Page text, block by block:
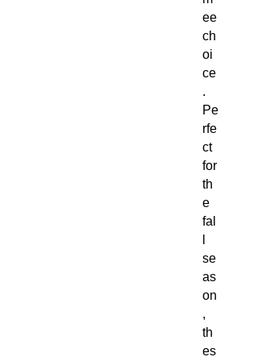
ee
ch
oi
ce
.
Pe
rfe
ct
for
th
e
fal
se
as
on
,
th
es